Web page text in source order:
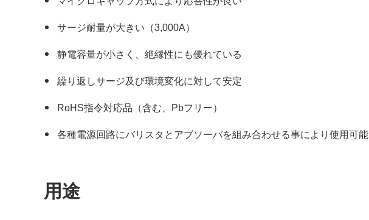
サージ耐量が大きい（3,000A）
静電容量が小さく、絶縁性にも優れている
繰り返しサージ及び環境変化に対して安定
RoHS指令対応品（含む、Pbフリー）
各種電源回路にバリスタとアブソーバを組み合わせる事により使用可能
用途